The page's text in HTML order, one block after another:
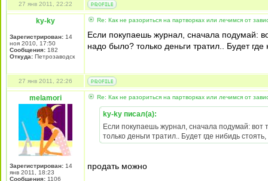
27 янв 2011, 22:22
ky-ky
Зарегистрирован: 14
ноя 2010, 17:50
Сообщения: 182
Откуда: Петрозаводск
Re: Как не разориться на партворках или лечимся от
Если покупаешь журнал, сначала подумай:
надо было? только деньги тратил.. Будет
27 янв 2011, 22:26
melamori
Зарегистрирован: 14
янв 2011, 18:23
Сообщения: 1106
Re: Как не разориться на партворках или лечимся от
ky-ky писал(а):
Если покупаешь журнал, сначала подумай:
только деньги тратил.. Будет где нибидь
продать можно